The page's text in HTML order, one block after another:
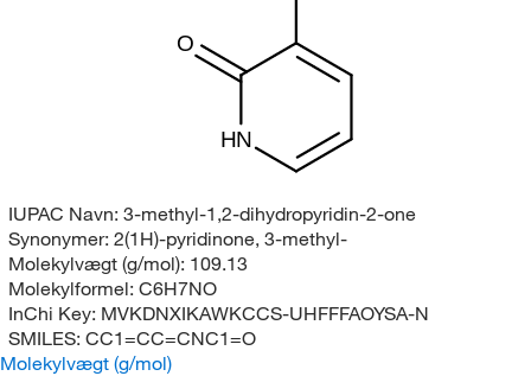
HN
O
IUPAC Navn: 3-methyl-1,2-dihydropyridin-2-one
Synonymer: 2(1H)-pyridinone, 3-methyl-
Molekylvægt (g/mol): 109.13
Molekylformel: C6H7NO
InChi Key: MVKDNXIKAWKCCS-UHFFFAOYSA-N
SMILES: CC1=CC=CNC1=O
Molekylvægt (g/mol)